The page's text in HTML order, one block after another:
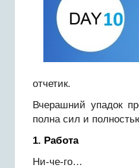
отчетик.
Вчерашний упадок
полна сил и
1. Работа
Ни-че-го…